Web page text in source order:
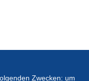
Zwecken: um